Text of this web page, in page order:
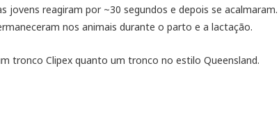
jovens reagiram por ~30 segundos e depois se acalmaram.
nos animais durante o parto e a lactação.
tronco Clipex quanto um tronco no estilo Queensland.